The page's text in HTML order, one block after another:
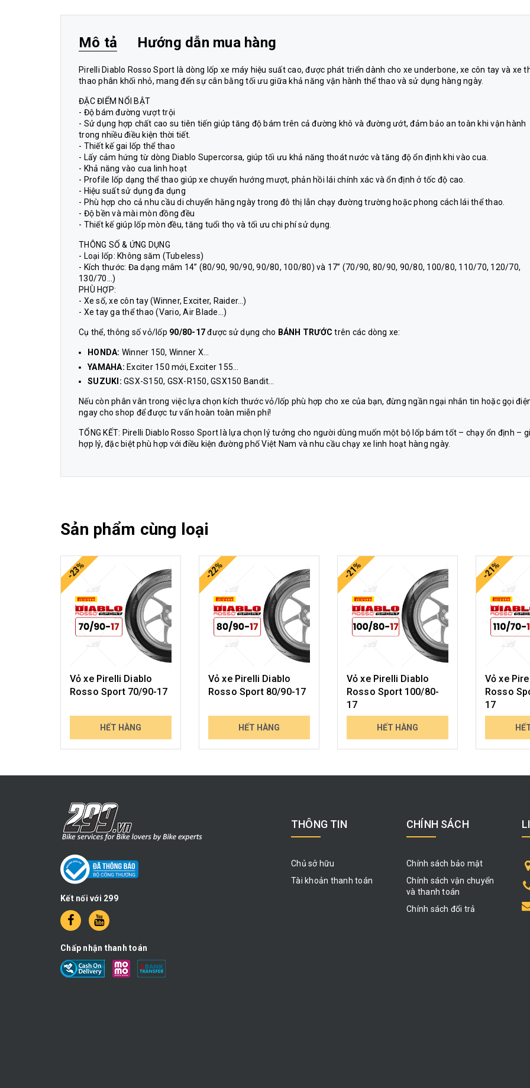
Mô tả Hướng dẫn mua hàng
Pirelli Diablo Rosso Sport là dòng lốp xe máy hiệu suất cao, được phát triển dành cho xe underbone, xe côn tay và xe
thao phân khối nhỏ, mang đến sự cân bằng tối ưu giữa khả năng vận hành thể thao và sử dụng hàng ngày.
ĐẶC ĐIỂM NỔI BẬT
- Độ bám đường vượt trội
- Sử dụng hợp chất cao su tiên tiến giúp tăng độ bám trên cả đường khô và đường ướt, đảm bảo an toàn khi vận hành
trong nhiều điều kiện thời tiết.
- Thiết kế gai lốp thể thao
- Lấy cảm hứng từ dòng Diablo Supercorsa, giúp tối ưu khả năng thoát nước và tăng độ ổn định khi vào cua.
- Khả năng vào cua linh hoạt
- Profile lốp dạng thể thao giúp xe chuyển hướng mượt, phản hồi lái chính xác và ổn định ở tốc độ cao.
- Hiệu suất sử dụng đa dụng
- Phù hợp cho cả nhu cầu di chuyển hằng ngày trong đô thị lẫn chạy đường trường hoặc phong cách lái thể thao.
- Độ bền và mài mòn đồng đều
- Thiết kế giúp lốp mòn đều, tăng tuổi thọ và tối ưu chi phí sử dụng.
THÔNG SỐ & ỨNG DỤNG
- Loại lốp: Không săm (Tubeless)
- Kích thước: Đa dạng mâm 14” (80/90, 90/90, 90/80, 100/80) và 17” (70/90, 80/90, 90/80, 100/80, 110/70, 120/70,
130/70…)
PHÙ HỢP:
- Xe số, xe côn tay (Winner, Exciter, Raider…)
- Xe tay ga thể thao (Vario, Air Blade…)
Cụ thể, thông số vỏ/lốp 90/80-17được sử dụng cho BÁNH TRƯỚC trên các dòng xe:
HONDA: Winner 150, Winner X…
YAMAHA: Exciter 150 mới, Exciter 155…
SUZUKI: GSX-S150, GSX-R150, GSX150 Bandit…
Nếu còn phân vân trong việc lựa chọn kích thước vỏ/lốp phù hợp cho xe của bạn, đừng ngần ngại nhắn tin hoặc gọi
ngay cho shop để được tư vấn hoàn toàn miễn phí!
TỔNG KẾT: Pirelli Diablo Rosso Sport là lựa chọn lý tưởng cho người dùng muốn một bộ lốp bám tốt – chạy ổn định –
hợp lý, đặc biệt phù hợp với điều kiện đường phố Việt Nam và nhu cầu chạy xe linh hoạt hàng ngày.
Sản phẩm cùng loại
-23%
Vỏ xe Pirelli Diablo
Rosso Sport 70/90-17
737.000₫
951.857₫
HẾT HÀNG
-22%
Vỏ xe Pirelli Diablo
Rosso Sport 80/90-17
953.000₫
1.229.571₫
HẾT HÀNG
-21%
Vỏ xe Pirelli Diablo
Rosso Sport 100/80-
17
1.247.000₫
1.588.243₫
HẾT HÀNG
-21%
Vỏ xe
Rosso
17
1.731.757₫
Kết nối với 299
Chấp nhận thanh toán
THÔNG TIN
Chủ sở hữu
Tài khoản thanh toán
CHÍNH SÁCH
Chính sách bảo mật
Chính sách vận chuyển
và thanh toán
Chính sách đổi trả